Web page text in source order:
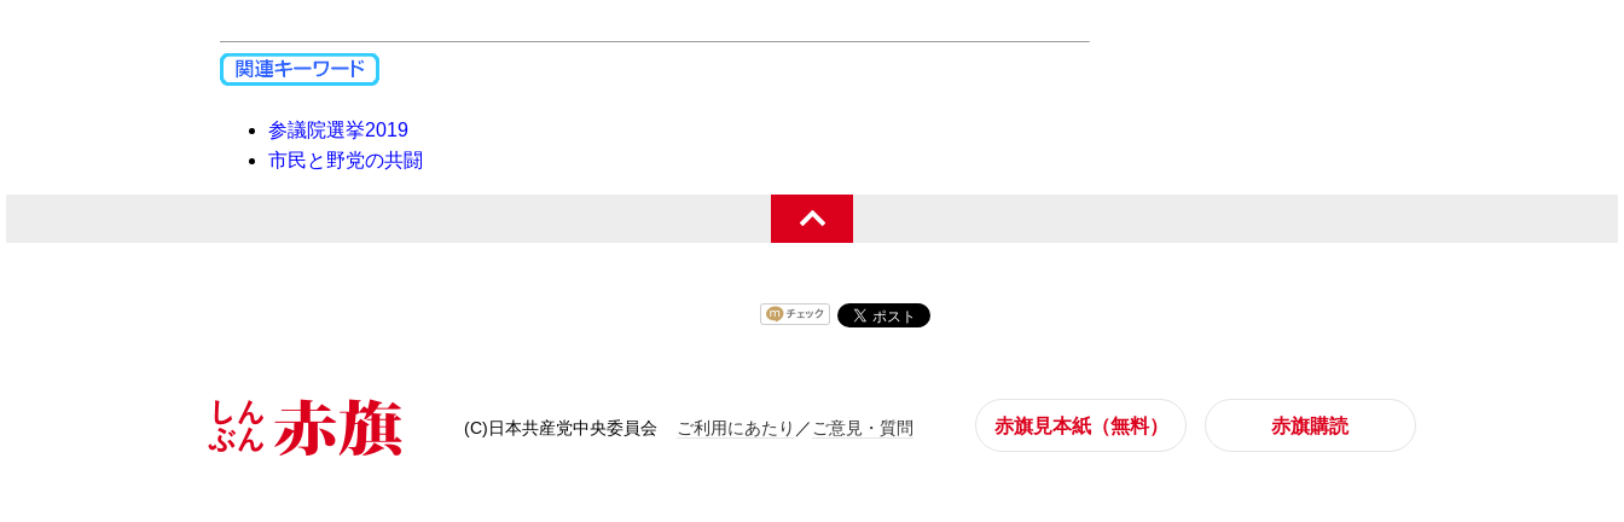
参議院選挙2019
市民と野党の共闘
(C)日本共産党中央委員会 ご利用にあたり ／ ご意見・質問 赤旗見本紙（無料） 赤旗購読